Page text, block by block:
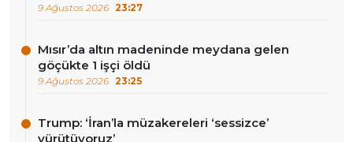
9 Ağustos 2026 23:27
Mısır’da altın madeninde meydana gelen
göçükte 1 işçi öldü
9 Ağustos 2026 23:25
Trump: ‘İran’la müzakereleri ‘sessizce’
yürütüyoruz’